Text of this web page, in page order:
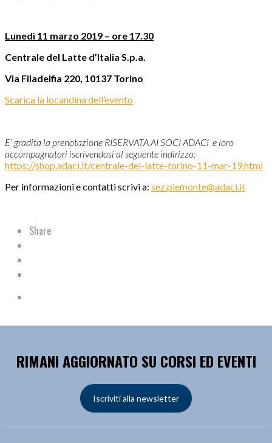
Lunedì 11 marzo 2019 – ore 17.30
Centrale del Latte d’Italia S.p.a.
Via Filadelfia 220, 10137 Torino
Scarica la locandina dell’evento
E’ gradita la prenotazione RISERVATA AI SOCI ADACI e loro
accompagnatori iscrivendosi al seguente indirizzo:
https://shop.adaci.it/centrale-del-latte-torino-11-mar-19.html
Per informazioni e contatti scrivi a: sez.piemonte@adaci.it
Share
RIMANI AGGIORNATO SU CORSI ED EVENTI
Iscriviti alla newsletter